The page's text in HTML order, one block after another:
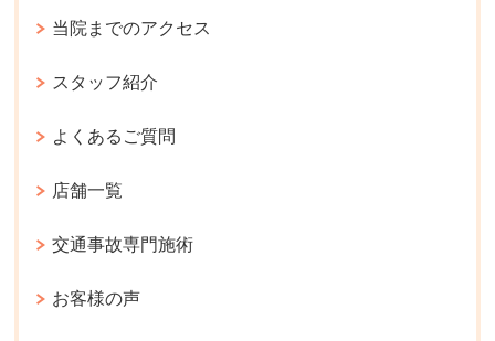
当院までのアクセス
スタッフ紹介
よくあるご質問
店舗一覧
交通事故専門施術
お客様の声